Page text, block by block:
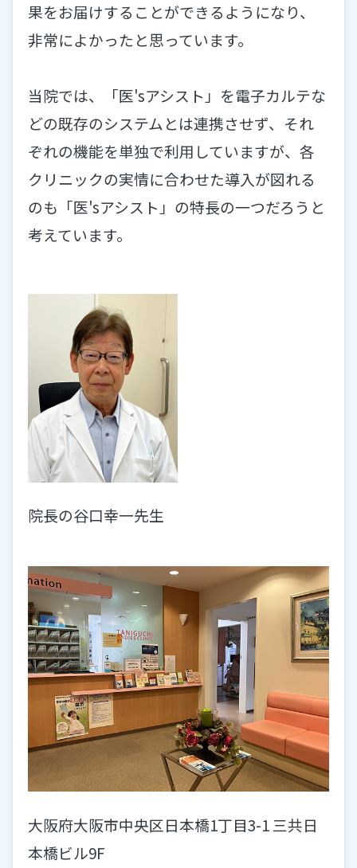
果をお届けすることができるようになり、
非常によかったと思っています。
当院では、「医'sアシスト」を電子カルテな
どの既存のシステムとは連携させず、それ
ぞれの機能を単独で利用していますが、各
クリニックの実情に合わせた導入が図れる
のも「医'sアシスト」の特長の一つだろうと
考えています。
院長の谷口幸一先生
大阪府大阪市中央区日本橋1丁目3-1 三共日
本橋ビル9F